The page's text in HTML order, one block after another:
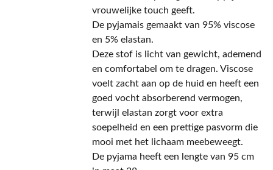
vrouwelijke touch geeft.
De pyjamais gemaakt van 95% viscose
en 5% elastan.
Deze stof is licht van gewicht, ademend
en comfortabel om te dragen. Viscose
voelt zacht aan op de huid en heeft een
goed vocht absorberend vermogen,
terwijl elastan zorgt voor extra
soepelheid en een prettige pasvorm die
mooi met het lichaam meebeweegt.
De pyjama heeft een lengte van 95 cm